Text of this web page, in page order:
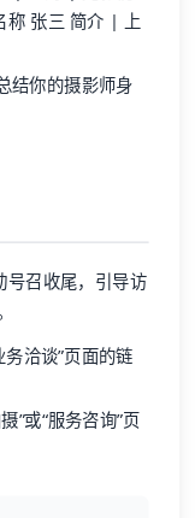
称 张三 简介 | 上
结你的摄影师身
号召收尾，引导访
务洽谈”页面的链
”或“服务咨询”页